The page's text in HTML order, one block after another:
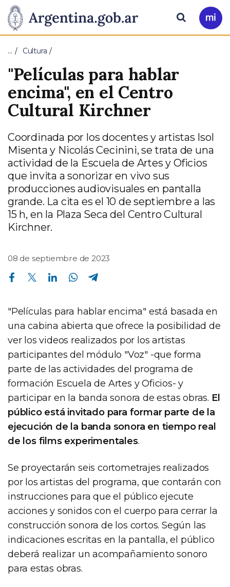
Presidencia
de
la
Nación
Pasar al contenido principal
Ir
a
Buscar
… Cultura
"Películas para hablar
encima", en el Centro
Cultural Kirchner
Coordinada por los docentes y artistas Isol
Misenta y Nicolás Cecinini, se trata de una
actividad de la Escuela de Artes y Oficios
que invita a sonorizar en vivo sus
producciones audiovisuales en pantalla
grande. La cita es el 10 de septiembre a las
15 h, en la Plaza Seca del Centro Cultural
Kirchner.
08 de septiembre de 2023
Compartir en Facebook Compartir en Twitter Compartir en Linkedin Compartir en Whatsapp
"Películas para hablar encima" está basada en
una cabina abierta que ofrece la posibilidad de
ver los videos realizados por los artistas
participantes del módulo "Voz" -que forma
parte de las actividades del programa de
formación Escuela de Artes y Oficios- y
participar en la banda sonora de estas obras. El
público está invitado para formar parte de la
ejecución de la banda sonora en tiempo real
de los films experimentales.
Se proyectarán seis cortometrajes realizados
por los artistas del programa, que contarán con
instrucciones para que el público ejecute
acciones y sonidos con el cuerpo para cerrar la
construcción sonora de los cortos. Según las
indicaciones escritas en la pantalla, el público
deberá realizar un acompañamiento sonoro
para estas obras.